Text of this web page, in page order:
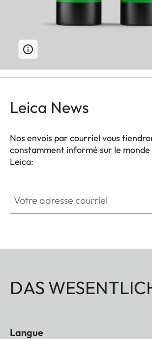
Leica News
Nos envois par courriel vous
constamment informé sur le
Leica:
DAS
Langue